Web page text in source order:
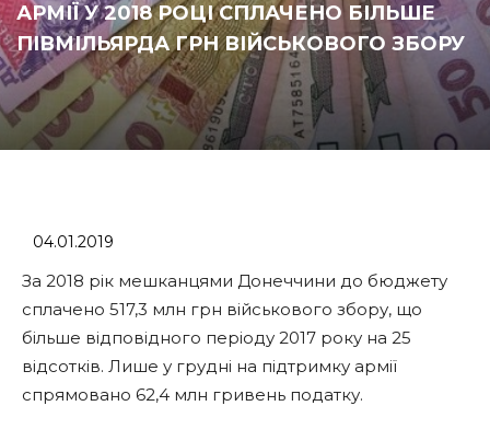
АРМІЇ У 2018 РОЦІ СПЛАЧЕНО БІЛЬШЕ
ПІВМІЛЬЯРДА ГРН ВІЙСЬКОВОГО ЗБОРУ
04.01.2019
За 2018 рік мешканцями Донеччини до бюджету
сплачено 517,3 млн грн військового збору, що
більше відповідного періоду 2017 року на 25
відсотків. Лише у грудні на підтримку армії
спрямовано 62,4 млн гривень податку.